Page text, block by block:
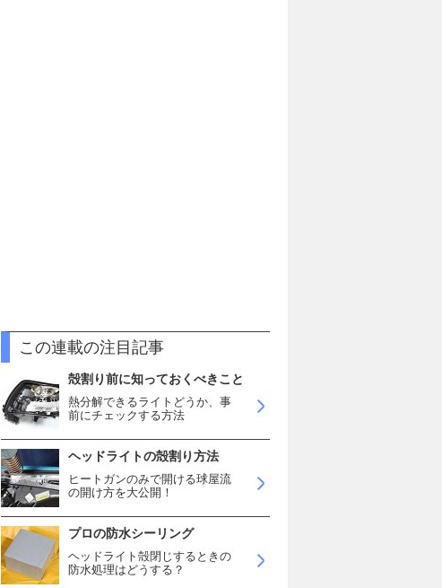
この連載の注目記事
殻割り前に知っておくべきこと
熱分解できるライトどうか、事
前にチェックする方法
ヘッドライトの殻割り方法
ヒートガンのみで開ける球屋流
の開け方を大公開！
プロの防水シーリング
ヘッドライト殻閉じするときの
防水処理はどうする？